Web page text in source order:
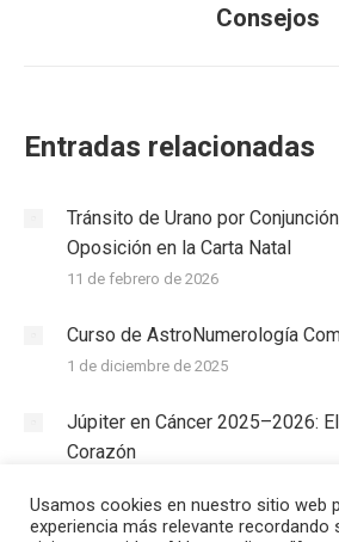
siguiente:
Consejos
Entradas relacionadas
Tránsito de Urano por
Oposición en la Carta Natal
11 de febrero de 2026
Curso de AstroNumerología
1 de diciembre de 2025
Júpiter en Cáncer 2025–2026:
Corazón
Usamos cookies en nuestro sitio web
experiencia más relevante recordando